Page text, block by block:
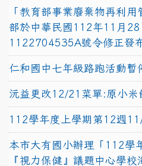
「教育部事業廢棄物再利
部於中華民國112年11月
1122704535A號令修正發
仁和國中七年級路跑活動暫
沅益更改12/21菜單:原小米
112學年度上學期第12週
本市大有國小辦理「112學
『視力保健』議題中心學